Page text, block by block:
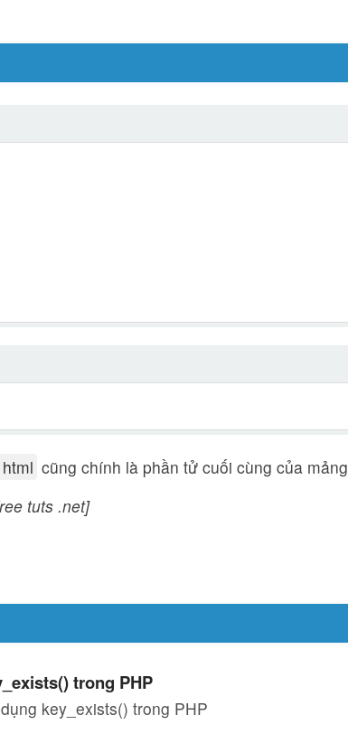
html cũng chính là phần tử cuối cùng của mảng
tuts .net]
trong PHP
key_exists() trong PHP